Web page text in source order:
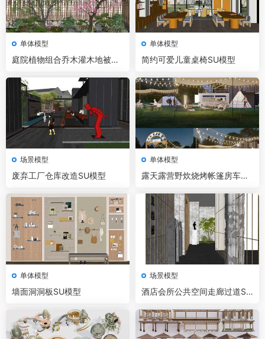
单体模型
庭院植物组合乔木灌木地被石
单体模型
简约可爱儿童桌椅SU模型
场景模型
废弃工厂仓库改造SU模型
单体模型
露天露营野炊烧烤帐篷房车营
单体模型
墙面洞洞板SU模型
场景模型
酒店会所公共空间走廊过道SU